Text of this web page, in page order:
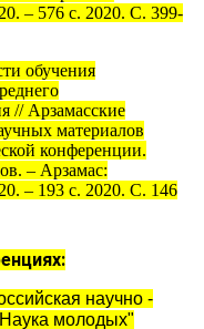
– 576 с. 2020. С. 399-
обучения
// Арзамасские
материалов
конференции.
– Арзамас:
– 193 с. 2020. С. 146
научно -
молодых"